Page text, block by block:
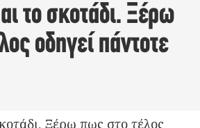
το σκοτάδι. Ξέρω
οδηγεί πάντοτε
Ξέρω πως στο τέλος